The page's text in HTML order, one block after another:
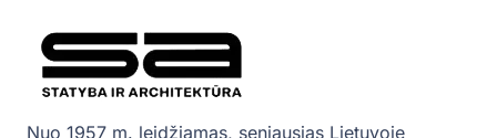
Nuo 1957 m. leidžiamas, seniausias Lietuvoje